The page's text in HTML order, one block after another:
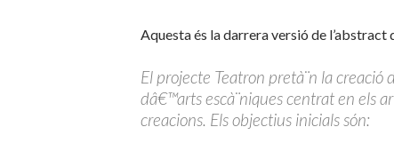
Aquesta és la darrera versió de l’abstract
El projecte Teatron pretà¨n la
dâ€™arts escà¨niques centrat en els
creacions. Els objectius inicials són: